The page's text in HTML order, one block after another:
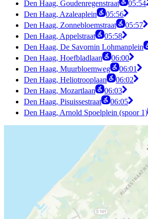
Den Haag, Goudenregenstraat
05:54
Den Haag, Azaleaplein
05:56
Den Haag, Zonnebloemstraat
05:57
Den Haag, Appelstraat
05:58
Den Haag, De Savornin Lohmanplein
Den Haag, Hoefbladlaan
06:00
Den Haag, Muurbloemweg
06:01
Den Haag, Heliotrooplaan
06:02
Den Haag, Mozartlaan
06:03
Den Haag, Pisuissestraat
06:05
Den Haag, Arnold Spoelplein (spoor 1)